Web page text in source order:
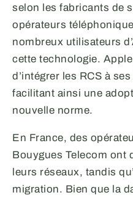
selon les fabricants de
opérateurs
nombreux utilisateurs
cette technologie.
d’intégrer les RCS à
facilitant ainsi une
nouvelle norme.
En France, des
Bouygues Telecom ont
leurs réseaux, tandis
migration. Bien que la